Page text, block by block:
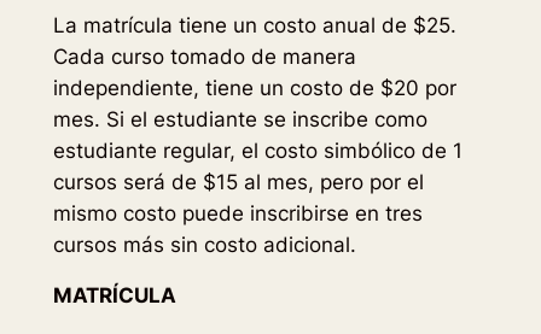
La matrícula tiene un costo anual de $25.
Cada curso tomado de manera
independiente, tiene un costo de $20 por
mes. Si el estudiante se inscribe como
estudiante regular, el costo simbólico de 1
cursos será de $15 al mes, pero por el
mismo costo puede inscribirse en tres
cursos más sin costo adicional.
MATRÍCULA